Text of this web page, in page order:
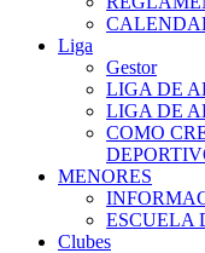
Liga
Gestor
LIGA DE
LIGA DE
COMO
MENORES
ESCUELA
Clubes